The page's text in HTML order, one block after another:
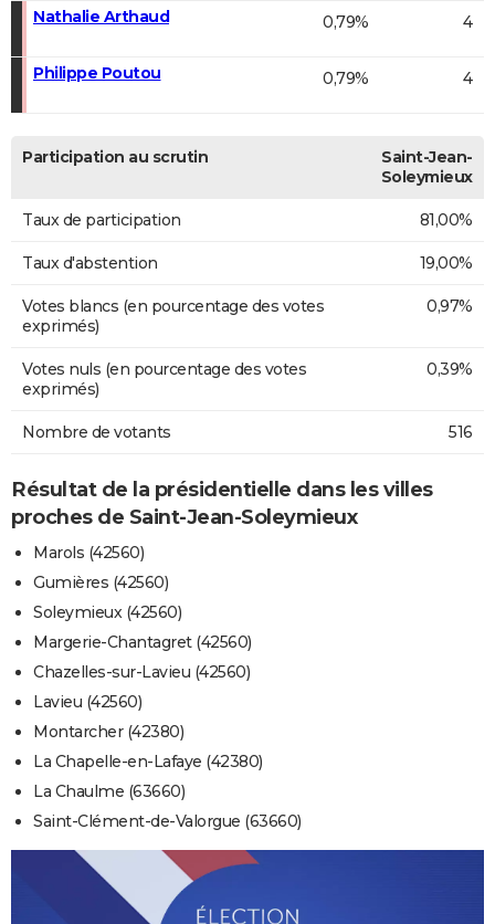
Nathalie Arthaud 0,79% 4
Philippe Poutou 0,79% 4
Participation au scrutin
Saint-Jean-
Soleymieux
Taux de participation 81,00%
Taux d'abstention 19,00%
Votes blancs (en pourcentage des votes
exprimés)
0,97%
Votes nuls (en pourcentage des votes
exprimés)
0,39%
Nombre de votants 516
Résultat de la présidentielle dans les villes
proches de Saint-Jean-Soleymieux
Marols (42560)
Gumières (42560)
Soleymieux (42560)
Margerie-Chantagret (42560)
Chazelles-sur-Lavieu (42560)
Lavieu (42560)
Montarcher (42380)
La Chapelle-en-Lafaye (42380)
La Chaulme (63660)
Saint-Clément-de-Valorgue (63660)